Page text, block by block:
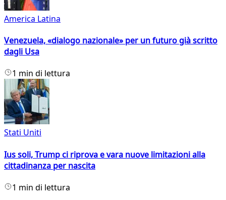
America Latina
Venezuela, «dialogo nazionale» per un futuro già scritto
dagli Usa
1 min di lettura
Stati Uniti
Ius soli, Trump ci riprova e vara nuove limitazioni alla
cittadinanza per nascita
1 min di lettura